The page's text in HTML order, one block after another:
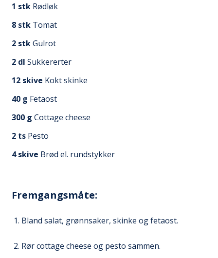
1 stk Rødløk
8 stk Tomat
2 stkGulrot
2 dl Sukkererter
12 skive Kokt skinke
40 g Fetaost
300 g Cottage cheese
2 ts Pesto
4 skive Brød el. rundstykker
Fremgangsmåte:
Bland salat, grønnsaker, skinke og fetaost.
Rør cottage cheese og pesto sammen.